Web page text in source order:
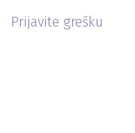
Prijavite grešku